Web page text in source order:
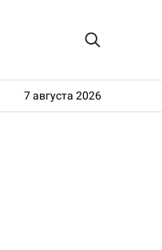
7 августа 2026